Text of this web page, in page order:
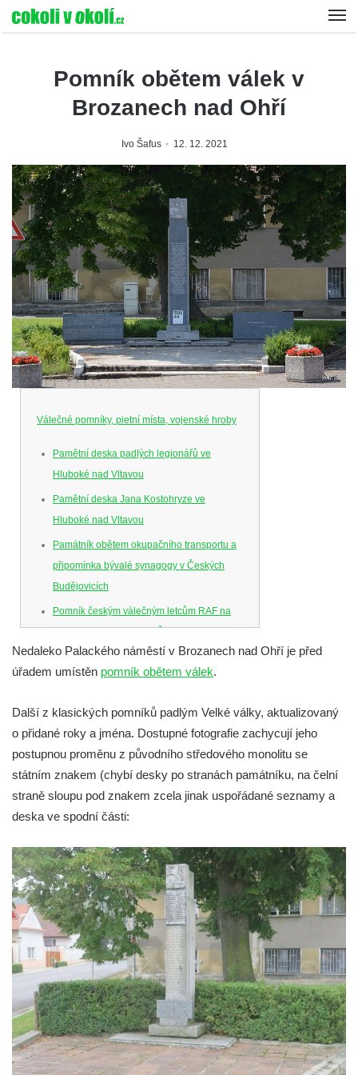
Pomník obětem válek v
Brozanech nad Ohří
Ivo Šafus 12. 12. 2021
Válečné pomníky, pietní místa, vojenské hroby
Pamětní deska padlých legionářů ve
Hluboké nad Vltavou
Pamětní deska Jana Kostohryze ve
Hluboké nad Vltavou
Památník obětem okupačního transportu a
připomínka bývalé synagogy v Českých
Budějovicích
Pomník českým válečným letcům RAF na
Senovážném náměstí v Českých
Budějovicích
Pamětní deska Jana Zelenky-Hajského v
Kamenném Újezdu
Kenotaf Šimona Valhy na starém hřbitově v
Kamenném Újezdě
Kenotaf Václava B. Hájka na starém
hřbitově v Kamenném Újezdě
Kamenném Újezdě
Kenotaf Jana Mojžiše na hřbitově ve
Velešíně
Kenotaf Josefa Jílka na hřbitově ve
Velešíně
Hrob Jana Foitla na hřbitově ve Velešíně
Hrob Ludvíka Tůmy na hřbitově ve Velešíně
Hrob Josefa Havla na hřbitově ve Velešíně
Pomník obětem 2. světové války na hřbitově
u kostela svatého Václava ve Velešíně
Nedaleko Palackého náměstí v Brozanech nad Ohří je před
úřadem umístěn pomník obětem válek.
Další z klasických pomníků padlým Velké války, aktualizovaný
o přidané roky a jména. Dostupné fotografie zachycují jeho
postupnou proměnu z původního středového monolitu se
státním znakem (chybí desky po stranách památníku, na čelní
straně sloupu pod znakem zcela jinak uspořádané seznamy a
deska ve spodní části: